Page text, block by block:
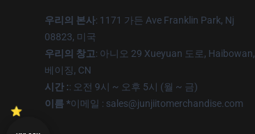
우리의 본사: 1171 가든 Ave Franklin Park, Nj
08823, 미국
우리의 창고: 아니오 29 Xueyuan 도로, Haibowan,
베이징, CN
시간 :: 오전 9시 ~ 오후 5시 (월 ~ 금)
이름 *이메일 : sales@junjiitomerchandise.com